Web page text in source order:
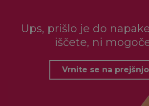
Ups, prišlo je do
iščete, ni
Vrnite se na